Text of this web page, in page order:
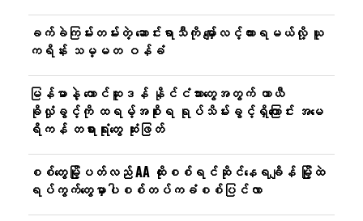
ခက်ခဲကြမ်းတမ်းတဲ့ ဆောင်းရာသီကို မျှော်လင့်ထားရမယ်လို့ ယူ
ကရိန်း သမ္မတ ဝန်ခံ
မြန်မာနဲ့ တောင်ဆူဒန် နိုင်ငံသားတွေအတွက် ယာယီ
ခိုလှုံခွင့်ကို ထရမ့်အစိုးရ ရုပ်သိမ်းခွင့်ရှိကြောင်း အမေ
ရိကန် တရားရုံးတွေ ဆုံးဖြတ်
စစ်တွေမြို့ပတ်လည် AA ထိုးစစ်ရင်ဆိုင်နေရချိန် မြို့ထဲ
ရပ်ကွက်တွေမှာပါစစ်တပ်ကခံစစ်ပြင်လာ